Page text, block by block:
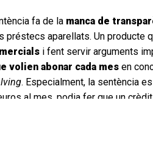
fa de la manca de
aparellats. Un producte
i fent servir arguments
abonar cada mes en
. Especialment, la sentència
al mes, podia fer que un